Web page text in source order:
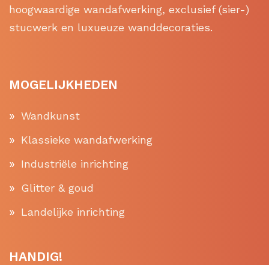
hoogwaardige wandafwerking, exclusief (sier-)
stucwerk en luxueuze wanddecoraties.
MOGELIJKHEDEN
Wandkunst
Klassieke wandafwerking
Industriële inrichting
Glitter & goud
Landelijke inrichting
HANDIG!